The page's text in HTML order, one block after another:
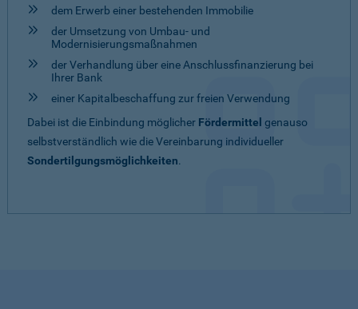
dem Erwerb einer bestehenden Immobilie
der Umsetzung von Umbau- und
Modernisierungsmaßnahmen
der Verhandlung über eine Anschlussfinanzierung bei
Ihrer Bank
einer Kapitalbeschaffung zur freien Verwendung
Dabei ist die Einbindung möglicher Fördermittel genauso
selbstverständlich wie die Vereinbarung individueller
Sondertilgungsmöglichkeiten.